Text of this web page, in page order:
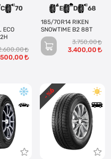
C 70
ECO
E D 68
185/70R14 RIKEN
SNOWTIME B2 88T
3.750,00
3.400,00
- %
6